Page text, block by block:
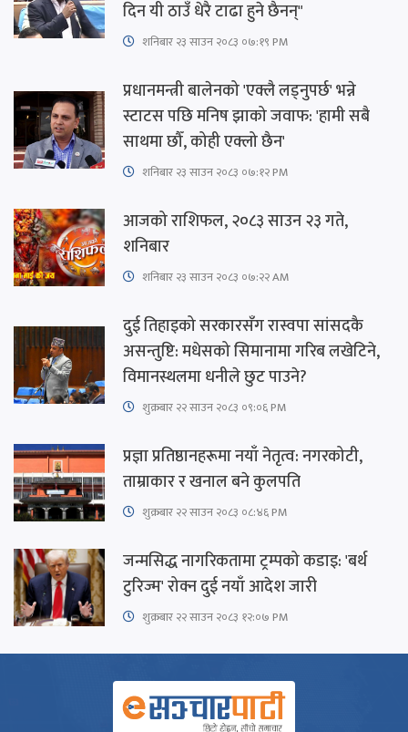
दिन यी ठाउँ धेरै टाढा हुने छैनन्"
शनिबार २३ साउन २०८३ ०७:१९ PM
प्रधानमन्त्री बालेनको 'एक्लै लड्नुपर्छ' भन्ने
स्टाटस पछि मनिष झाको जवाफ: 'हामी सबै
साथमा छौँ, कोही एक्लो छैन'
शनिबार २३ साउन २०८३ ०७:१२ PM
आजको राशिफल, २०८३ साउन २३ गते,
शनिबार
शनिबार २३ साउन २०८३ ०७:२२ AM
दुई तिहाइको सरकारसँग रास्वपा सांसदकै
असन्तुष्टि: मधेसको सिमानामा गरिब लखेटिने,
विमानस्थलमा धनीले छुट पाउने?
शुक्रबार​ २२ साउन २०८३ ०९:०६ PM
प्रज्ञा प्रतिष्ठानहरूमा नयाँ नेतृत्व: नगरकोटी,
ताम्राकार र खनाल बने कुलपति
शुक्रबार​ २२ साउन २०८३ ०८:४६ PM
जन्मसिद्ध नागरिकतामा ट्रम्पको कडाइ: 'बर्थ
टुरिज्म' रोक्न दुई नयाँ आदेश जारी
शुक्रबार​ २२ साउन २०८३ १२:०७ PM